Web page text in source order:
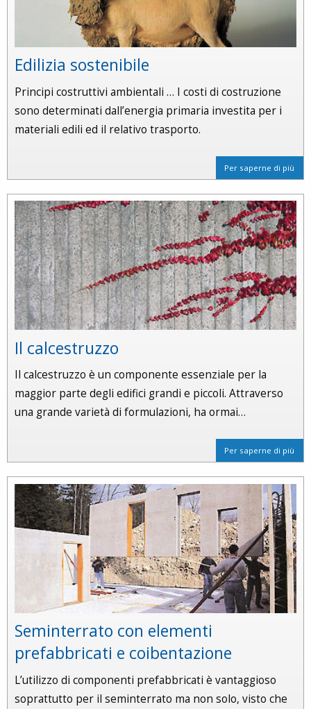
Edilizia sostenibile
Principi costruttivi ambientali … I costi di costruzione
sono determinati dall’energia primaria investita per i
materiali edili ed il relativo trasporto.
Per saperne di più
Il calcestruzzo
Il calcestruzzo è un componente essenziale per la
maggior parte degli edifici grandi e piccoli. Attraverso
una grande varietà di formulazioni, ha ormai…
Per saperne di più
Seminterrato con elementi
prefabbricati e coibentazione
L’utilizzo di componenti prefabbricati è vantaggioso
soprattutto per il seminterrato ma non solo, visto che